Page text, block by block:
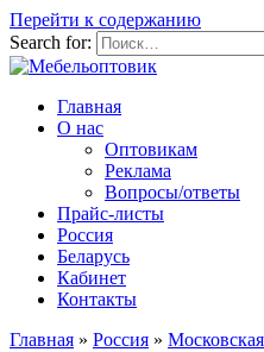
Перейти к содержанию
Search for:
Главная
О нас
Оптовикам
Реклама
Вопросы/ответы
Прайс-листы
Россия
Беларусь
Кабинет
Контакты
Главная » Россия »